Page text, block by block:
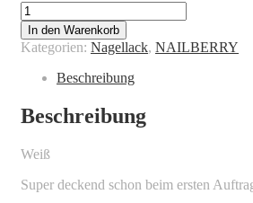
NAILBERRY
-
FLOCON
Menge
In den Warenkorb
Kategorien: Nagellack, NAILBERRY
Beschreibung
Beschreibung
Weiß
Super deckend schon beim ersten